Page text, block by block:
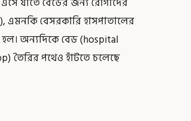
এমনকি বেসরকারি হাসপাতালের
অন্যদিকে বেড (hospital
তৈরির পথেও হাঁটতে চলেছে